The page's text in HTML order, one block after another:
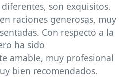
son exquisitos.
raciones generosas, muy
Con respecto a la
ha sido
amable, muy profesional
bien recomendados.